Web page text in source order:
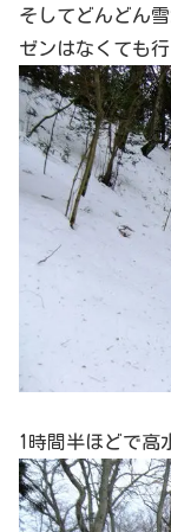
そしてどんどん
ゼンはなくても
1時間半ほどで高